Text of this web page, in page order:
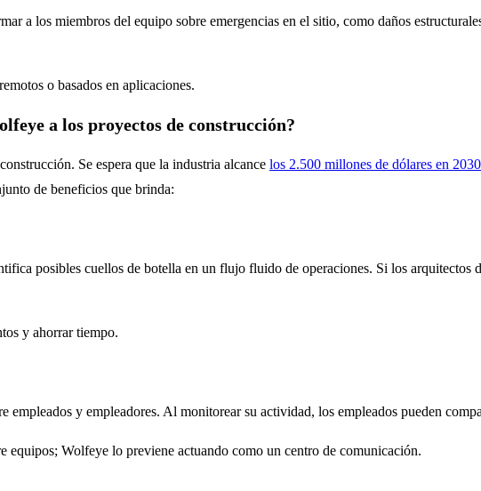
a los miembros del equipo sobre emergencias en el sitio, como daños
o basados ​​en aplicaciones.
a los proyectos de construcción?
Se espera que la industria alcance los 2.500 millones de dólares en 2030
de beneficios que brinda:
posibles cuellos de botella en un flujo fluido de operaciones. Si los arquitectos
y ahorrar tiempo.
y empleadores. Al monitorear su actividad, los empleados pueden
Wolfeye lo previene actuando como un centro de comunicación.